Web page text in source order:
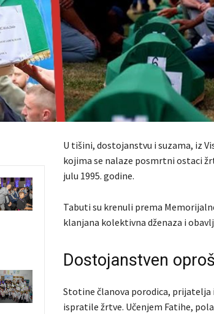
U tišini, dostojanstvu i suzama, iz
kojima se nalaze posmrtni ostaci
julu 1995. godine.
Tabuti su krenuli prema
klanjana kolektivna dženaza i
Dostojanstven
Stotine članova porodica, prijatelja
ispratile žrtve. Učenjem Fatihe,